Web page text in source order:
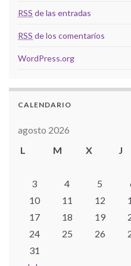
RSS de las entradas
RSS de los comentarios
WordPress.org
CALENDARIO
agosto 2026
L
M X J
3
4 5
10
11 12
17
18 19
24
25 26
31